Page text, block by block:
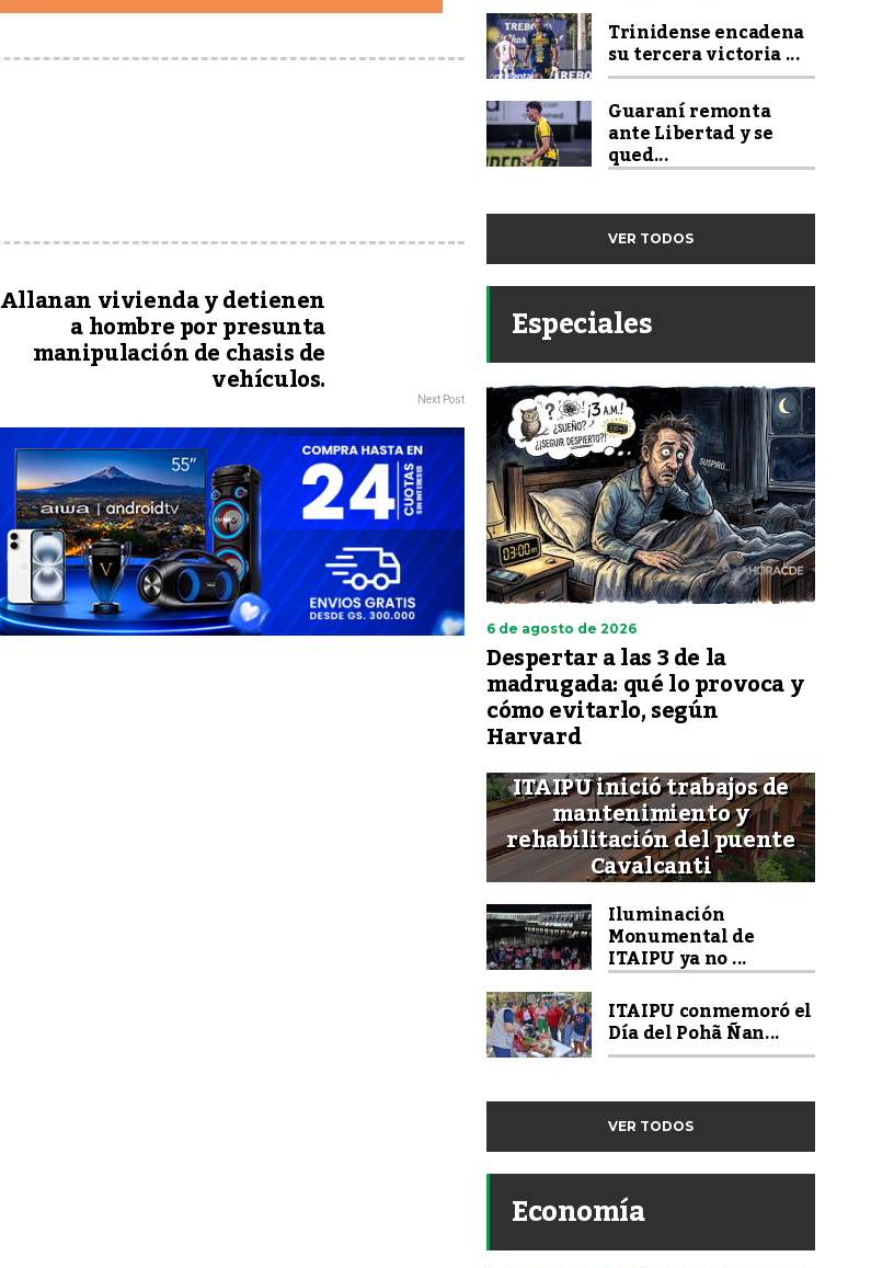
Allanan vivienda y detienen
a hombre por presunta
manipulación de chasis de
vehículos. Next Post
Trinidense encadena
su tercera victoria ...
Guaraní remonta
ante Libertad y se
qued...
VER TODOS
Especiales
6 de agosto de 2026
Despertar a las 3 de la
madrugada: qué lo provoca y
cómo evitarlo, según
Harvard
ITAIPU inició trabajos de
mantenimiento y
rehabilitación del puente
Cavalcanti
Iluminación
Monumental de
ITAIPU ya no ...
ITAIPU conmemoró el
Día del Pohã Ñan...
VER TODOS
Economía